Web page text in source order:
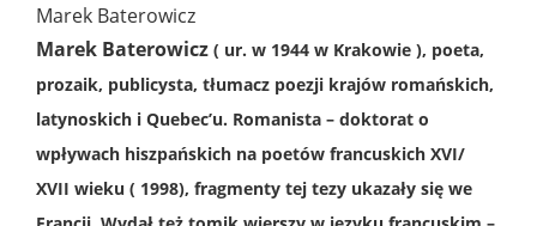
Marek Baterowicz
Marek Baterowicz ( ur. w 1944 w Krakowie ), poeta,
prozaik, publicysta, tłumacz poezji krajów romańskich,
latynoskich i Quebec’u. Romanista – doktorat o
wpływach hiszpańskich na poetów francuskich XVI/
XVII wieku ( 1998), fragmenty tej tezy ukazały się we